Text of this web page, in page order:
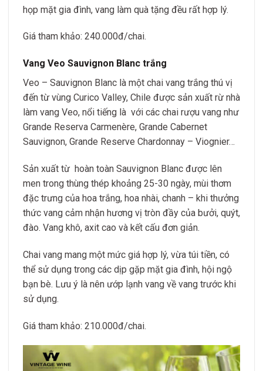
họp mặt gia đình, vang làm quà tặng đều rất hợp lý.
Giá tham khảo: 240.000đ/chai.
Vang Veo Sauvignon Blanc trắng
Veo – Sauvignon Blanc là một chai vang trắng thú vị
đến từ vùng Curico Valley, Chile được sản xuất rừ nhà
làm vang Veo, nổi tiếng là với các chai rượu vang như
Grande Reserva Carmenère, Grande Cabernet
Sauvignon, Grande Reserve Chardonnay – Viognier…
Sản xuất từ hoàn toàn Sauvignon Blanc được lên
men trong thùng thép khoảng 25-30 ngày, mùi thơm
đặc trưng của hoa trắng, hoa nhài, chanh – khi thưởng
thức vang cảm nhận hương vị tròn đầy của bưởi, quýt,
đào. Vang khô, axit cao và kết cấu đơn giản.
Chai vang mang một mức giá hợp lý, vừa túi tiền, có
thể sử dụng trong các dịp gặp mặt gia đình, hội ngộ
bạn bè. Lưu ý là nên ướp lạnh vang về vang trước khi
sử dụng.
Giá tham khảo: 210.000đ/chai.